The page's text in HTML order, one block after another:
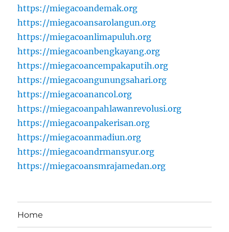
https://miegacoandemak.org
https://miegacoansarolangun.org
https://miegacoanlimapuluh.org
https://miegacoanbengkayang.org
https://miegacoancempakaputih.org
https://miegacoangunungsahari.org
https://miegacoanancol.org
https://miegacoanpahlawanrevolusi.org
https://miegacoanpakerisan.org
https://miegacoanmadiun.org
https://miegacoandrmansyur.org
https://miegacoansmrajamedan.org
Home